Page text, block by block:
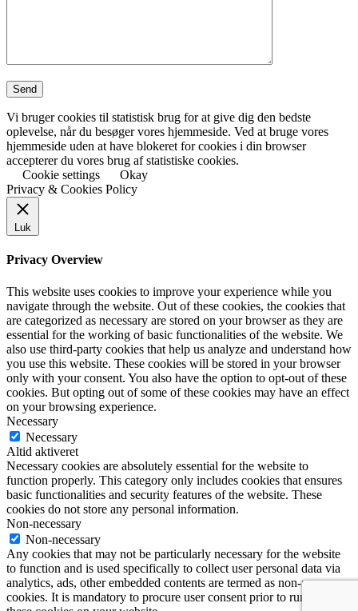
Vi bruger cookies til statistisk brug for at give dig den bedste
oplevelse, når du besøger vores hjemmeside. Ved at bruge vores
hjemmeside uden at have blokeret for cookies i din browser
accepterer du vores brug af statistiske cookies.
Cookie settings
Okay
Privacy & Cookies Policy
Luk
Privacy Overview
This website uses cookies to improve your experience while you
navigate through the website. Out of these cookies, the cookies that
are categorized as necessary are stored on your browser as they are
essential for the working of basic functionalities of the website. We
also use third-party cookies that help us analyze and understand how
you use this website. These cookies will be stored in your browser
only with your consent. You also have the option to opt-out of these
cookies. But opting out of some of these cookies may have an effect
on your browsing experience.
Necessary
Necessary
Altid aktiveret
Necessary cookies are absolutely essential for the website to
function properly. This category only includes cookies that ensures
basic functionalities and security features of the website. These
cookies do not store any personal information.
Non-necessary
Non-necessary
Any cookies that may not be particularly necessary for the website
to function and is used specifically to collect user personal data via
analytics, ads, other embedded contents are termed as non-necessary
cookies. It is mandatory to procure user consent prior to running